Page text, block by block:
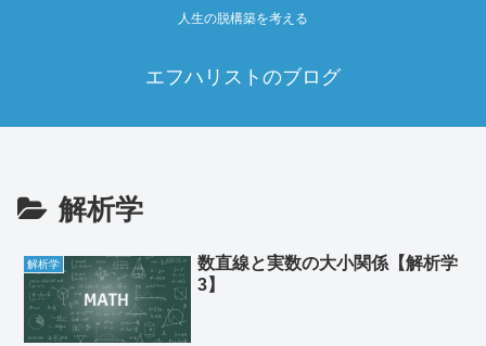
人生の脱構築を考える
エフハリストのブログ
解析学
解析学
数直線と実数の大小関係【解析学
3】